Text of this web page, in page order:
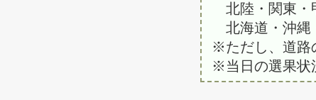
北陸・関東・
北海道・沖縄
※ただし、道路
※当日の選果状